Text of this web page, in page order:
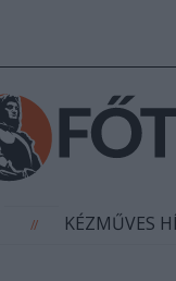
// KÉZMŰVES